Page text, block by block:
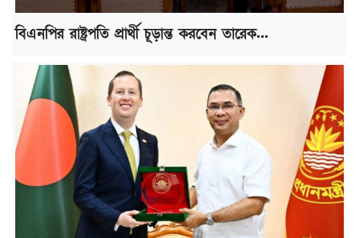
বিএনপির রাষ্ট্রপতি প্রার্থী চূড়ান্ত করবেন তারেক...